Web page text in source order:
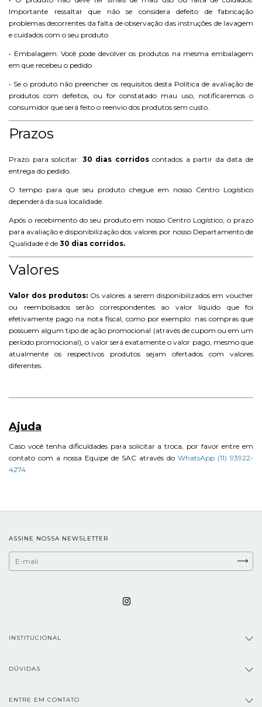
Importante ressaltar que não se considera defeito de fabricação
problemas decorrentes da falta de observação das instruções de lavagem
e cuidados com o seu produto
• Embalagem: Você pode devolver os produtos na mesma embalagem
em que recebeu o pedido
• Se o produto não preencher os requisitos desta Política de avaliação de
produtos com defeitos, ou for constatado mau uso, notificaremos o
consumidor que será feito o reenvio dos produtos sem custo.
Prazos
Prazo para solicitar: 30 dias corridoscontados a partir da data de
entrega do pedido.
O tempo para que seu produto chegue em nosso Centro Logístico
dependerá da sua localidade.
Após o recebimento do seu produto em nosso Centro Logístico, o prazo
para avaliação e disponibilização dos valores por nosso Departamento de
Qualidade é de 30 dias corridos.
Valores
Valor dos produtos: Os valores a serem disponibilizados em voucher
ou reembolsados serão correspondentes ao valor líquido que foi
efetivamente pago na nota fiscal, como por exemplo: nas compras que
possuem algum tipo de ação promocional (através de cupom ou em um
período promocional), o valor será exatamente o valor pago, mesmo que
atualmente os respectivos produtos sejam ofertados com valores
diferentes.
Ajuda
Caso você tenha dificuldades para solicitar a troca, por favor entre em
contato com a nossa Equipe de SAC através do WhatsApp (11) 93922-
4274
ASSINE NOSSA NEWSLETTER
INSTITUCIONAL
DÚVIDAS
ENTRE EM CONTATO